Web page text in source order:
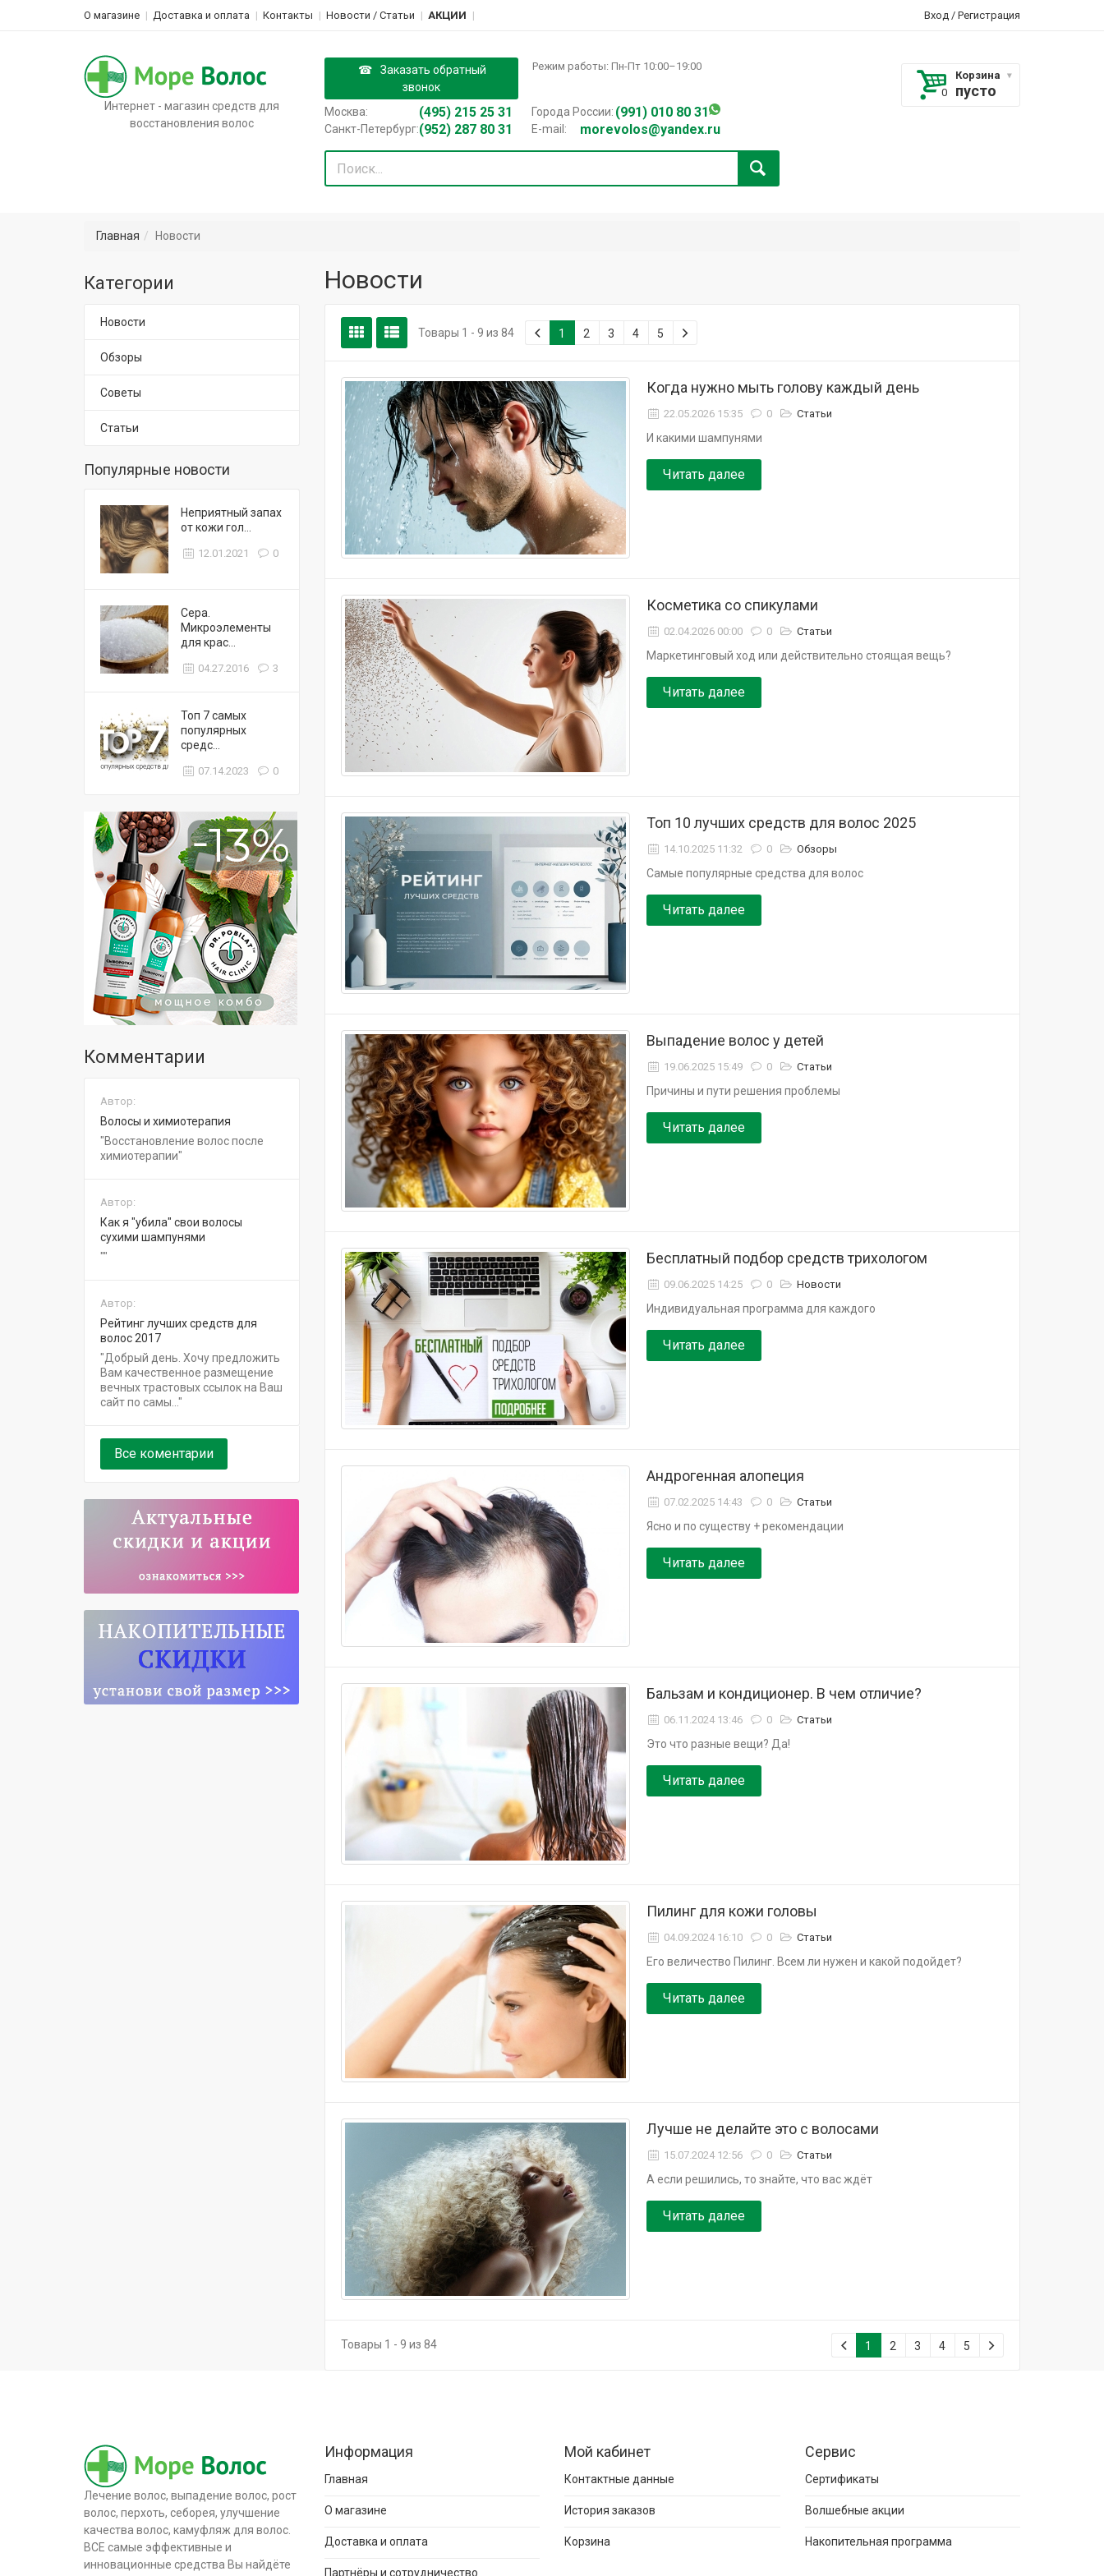
О магазине Доставка и оплата Контакты Новости / Cтатьи АКЦИИ Вход / Регистрация
Интернет - магазин средств для
восстановления волос
Заказать обратный
звонок
Режим работы: Пн-Пт 10:00–19:00
Москва: (495) 215 25 31
Санкт-Петербург:(952) 287 80 31
Города России: (991) 010 80 31
E-mail: morevolos@yandex.ru
Корзина
пусто
Главная Новости
Категории
Новости
Обзоры
Советы
Статьи
Популярные новости
Неприятный запах
от кожи гол...
12.01.2021 0
Сера.
Микроэлементы
для крас...
04.27.2016 3
Топ 7 самых
популярных
средс...
07.14.2023 0
Комментарии
Автор:
Волосы и химиотерапия
Восстановление волос после
химиотерапии
Автор:
Как я "убила" свои волосы
сухими шампунями
Автор:
Рейтинг лучших средств для
волос 2017
Добрый день. Хочу предложить
Вам качественное размещение
вечных трастовых ссылок на Ваш
сайт по самы...
Все коментарии
Новости
Товары 1 - 9 из 84 1 2 3 4 5
Когда нужно мыть голову каждый день
22.05.2026 15:35 0 Статьи
И какими шампунями
Читать далее
Косметика со спикулами
02.04.2026 00:00 0 Статьи
Маркетинговый ход или действительно стоящая вещь?
Читать далее
Топ 10 лучших средств для волос 2025
14.10.2025 11:32 0 Обзоры
Самые популярные средства для волос
Читать далее
Выпадение волос у детей
19.06.2025 15:49 0 Статьи
Причины и пути решения проблемы
Читать далее
Бесплатный подбор средств трихологом
09.06.2025 14:25 0 Новости
Индивидуальная программа для каждого
Читать далее
Андрогенная алопеция
07.02.2025 14:43 0 Статьи
Ясно и по существу + рекомендации
Читать далее
Бальзам и кондиционер. В чем отличие?
06.11.2024 13:46 0 Статьи
Это что разные вещи? Да!
Читать далее
Пилинг для кожи головы
04.09.2024 16:10 0 Статьи
Его величество Пилинг. Всем ли нужен и какой подойдет?
Читать далее
Лучше не делайте это с волосами
15.07.2024 12:56 0 Статьи
А если решились, то знайте, что вас ждёт
Читать далее
Товары 1 - 9 из 84 1 2 3 4 5
Лечение волос, выпадение волос, рост
волос, перхоть, себорея, улучшение
качества волос, камуфляж для волос.
ВСЕ самые эффективные и
инновационные средства Вы найдёте
Информация
Главная
О магазине
Доставка и оплата
Партнёры и сотрудничество
Мой кабинет
Контактные данные
История заказов
Корзина
Сервис
Сертификаты
Волшебные акции
Накопительная программа